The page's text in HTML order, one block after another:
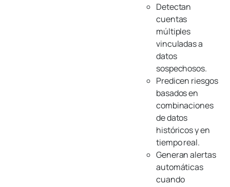
Detectan
cuentas
múltiples
vinculadas a
datos
sospechosos.
Predicen riesgos
basados en
combinaciones
de datos
históricos y en
tiempo real.
Generan alertas
automáticas
cuando